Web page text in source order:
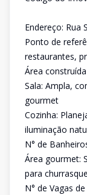
Endereço: Rua
Ponto de
restaurantes,
Área construída
Sala: Ampla,
gourmet
Cozinha:
iluminação
N° de
Área gourmet:
para
N° de Vagas